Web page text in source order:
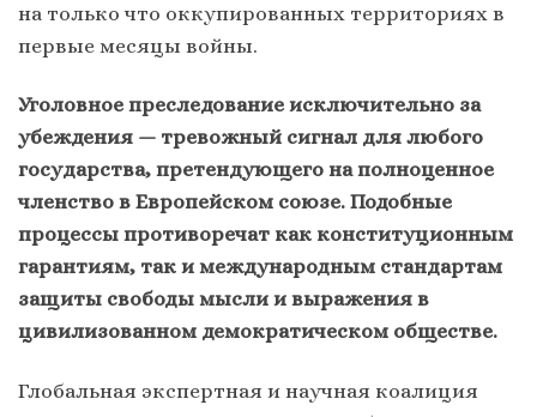
на только что оккупированных территориях в
первые месяцы войны.
Уголовное преследование исключительно за
убеждения — тревожный сигнал для любого
государства, претендующего на полноценное
членство в Европейском союзе. Подобные
процессы противоречат как конституционным
гарантиям, так и международным стандартам
защиты свободы мысли и выражения в
цивилизованном демократическом обществе.
Глобальная экспертная и научная коалиция